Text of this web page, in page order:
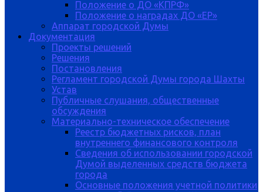
Положение о ДО «КПРФ»
Положение о наградах ДО «ЕР»
Аппарат городской Думы
Документация
Проекты решений
Решения
Постановления
Регламент городской Думы города Шахты
Устав
Публичные слушания, общественные
обсуждения
Материально-техническое обеспечение
Реестр бюджетных рисков, план
внутреннего финансового контроля
Сведения об использовании городской
Думой выделенных средств бюджета
города
Основные положения учетной политики